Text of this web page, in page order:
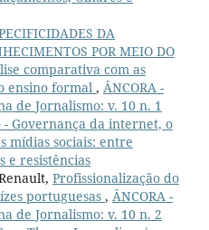
DA
POR MEIO DO
comparativa com as
ensino formal , ÂNCORA -
de Jornalismo: v. 10 n. 1
- Governança da internet, o
mídias sociais: entre
e resistências
Profissionalização do
portuguesas , ÂNCORA -
de Jornalismo: v. 10 n. 2